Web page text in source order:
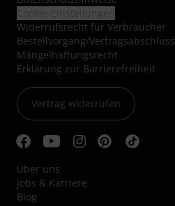
Widerrufsrecht für Verbraucher
Bestellvorgang/Vertragsabschluss
Mängelhaftungsrecht
Erklärung zur Barrierefreiheit
Vertrag widerrufen
Über uns
Jobs & Karriere
Blog